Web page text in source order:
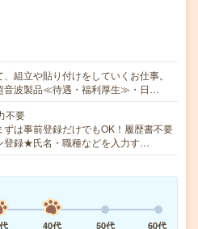
組立や貼り付けをしていくお仕事。
音波製品≪待遇・福利厚生≫・日…
不要
は事前登録だけでもOK！履歴書不要
登録★氏名・職種などを入力す…
40代 50代 60代